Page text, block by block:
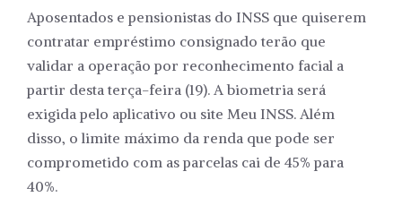
Aposentados e pensionistas do INSS que quiserem
contratar empréstimo consignado terão que
validar a operação por reconhecimento facial a
partir desta terça-feira (19). A biometria será
exigida pelo aplicativo ou site Meu INSS. Além
disso, o limite máximo da renda que pode ser
comprometido com as parcelas cai de 45% para
40%.